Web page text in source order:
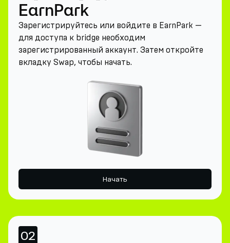
EarnPark
Зарегистрируйтесь или войдите в EarnPark —
для доступа к bridge необходим
зарегистрированный аккаунт. Затем откройте
вкладку Swap, чтобы начать.
Начать
02